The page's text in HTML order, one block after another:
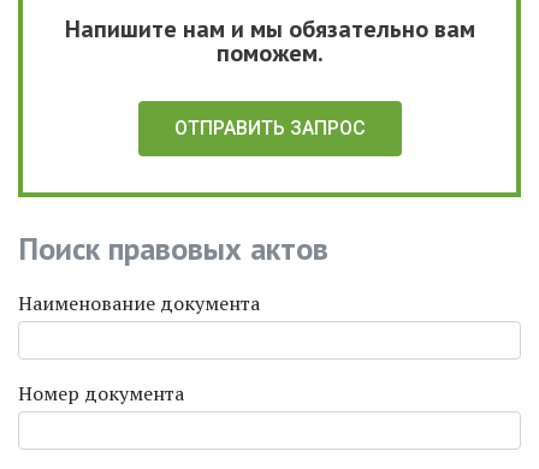
Напишите нам и мы обязательно вам
поможем.
ОТПРАВИТЬ ЗАПРОС
Поиск правовых актов
Наименование документа
Номер документа